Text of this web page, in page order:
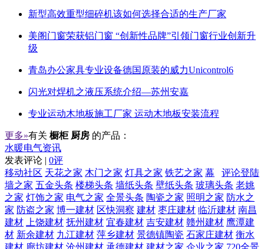
新型高效重型细碎机该如何选择合适的生产厂家
美阁门窗荣获铝门窗 “创新性品牌”引领门窗行业创新升
级
青岛办公家具专业设备德国原装的威力Unicontrol6
闪光对焊机之液压系统介绍—苏州安嘉
专业运动木地板施工厂家 运动木地板安装流程
更多»有关 橱柜 厨房 的产品：
水暖电气资讯
发表评论 | 0评
评论登陆
移动社区 天花之家 木门之家 灯具之家 铁艺之家 幕
墙之家 五金头条 楼梯头条 墙纸头条 壁纸头条 玻璃头条 老姚
之家 灯饰之家 电气之家 全景头条 陶瓷之家 照明之家 防水之
家 防盗之家 博一建材 区快洞察 建材 枣庄建材 临沂建材 南昌
建材
上饶建材 抚州建材 宜春建材 吉安建材 赣州建材 鹰潭建
材 新余建材 九江建材 萍乡建材 景德镇陶瓷 石家庄建材 衡水
建材 廊坊建材 沧州建材 承德建材 建材之家 企业之家 720全景